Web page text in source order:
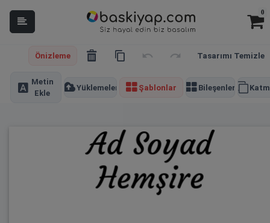
0
Önizleme Tasarımı Temizle
Metin
Ekle
Yüklemeler Şablonlar Bileşenler